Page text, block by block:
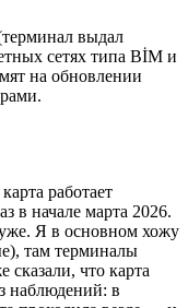
выдал
сетях типа BİM и
на обновлении
работает
в начале марта 2026.
Я в основном хожу
там терминалы
сказали, что карта
наблюдений: в